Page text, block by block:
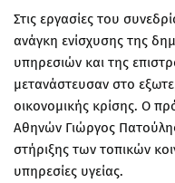
Στις εργασίες του
ανάγκη ενίσχυσης της
υπηρεσιών και της
μετανάστευσαν στο
οικονομικής κρίσης. Ο
Αθηνών Γιώργος
στήριξης των τοπικών
υπηρεσίες υγείας.